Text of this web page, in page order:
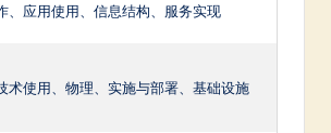
、应用使用、信息结构、服务实现
术使用、物理、实施与部署、基础设施